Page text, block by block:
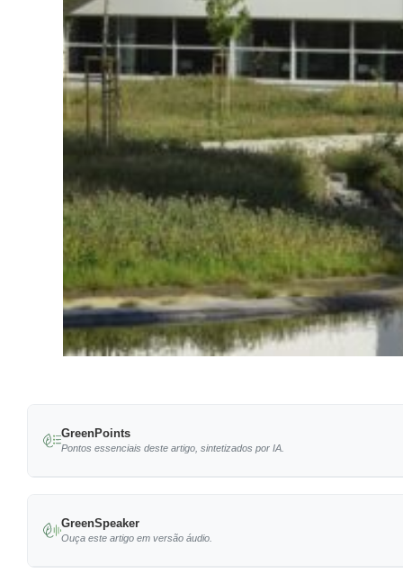
GreenPoints
Pontos essenciais deste artigo, sintetizados por IA.
O Advanced Program em Smart
GreenSpeaker
Ouça este artigo em versão áudio.